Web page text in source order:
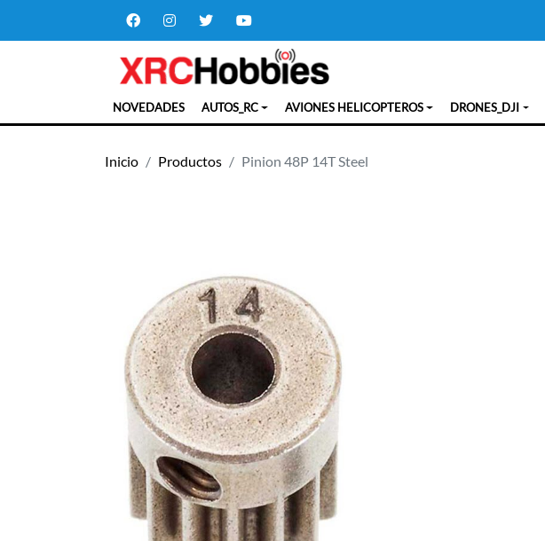
NOVEDADES AUTOS_RC AVIONES HELICOPTEROS DRONES_DJI
Inicio Productos Pinion 48P 14T Steel